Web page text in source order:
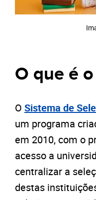
O que é
O Sistema de
um programa
em 2010, com o
acesso a
centralizar a
destas